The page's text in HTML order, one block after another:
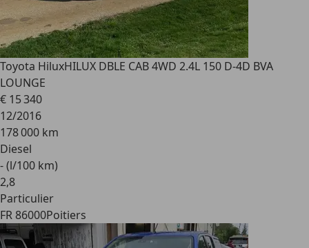
Toyota HiluxHILUX DBLE CAB 4WD 2.4L 150 D-4D BVA
LOUNGE
€ 15 340
12/2016
178 000 km
Diesel
- (l/100 km)
2,8
Particulier
FR 86000Poitiers